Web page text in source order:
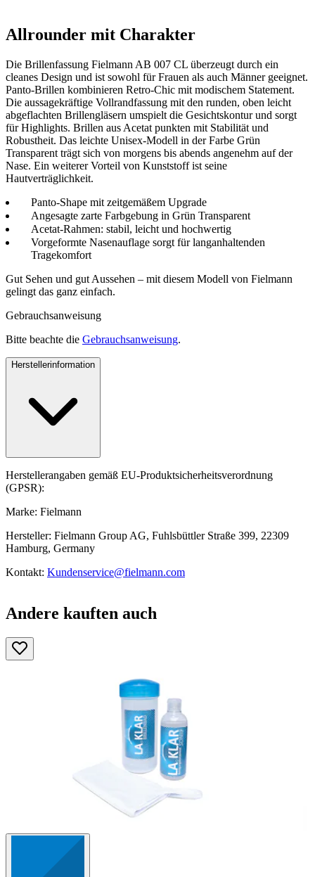
Allrounder mit Charakter
Die Brillenfassung Fielmann AB 007 CL überzeugt durch ein
cleanes Design und ist sowohl für Frauen als auch Männer geeignet.
Panto-Brillen kombinieren Retro-Chic mit modischem Statement.
Die aussagekräftige Vollrandfassung mit den runden, oben leicht
abgeflachten Brillengläsern umspielt die Gesichtskontur und sorgt
für Highlights. Brillen aus Acetat punkten mit Stabilität und
Robustheit. Das leichte Unisex-Modell in der Farbe Grün
Transparent trägt sich von morgens bis abends angenehm auf der
Nase. Ein weiterer Vorteil von Kunststoff ist seine
Hautverträglichkeit.
Panto-Shape mit zeitgemäßem Upgrade
Angesagte zarte Farbgebung in Grün Transparent
Acetat-Rahmen: stabil, leicht und hochwertig
Vorgeformte Nasenauflage sorgt für langanhaltenden
Tragekomfort
Gut Sehen und gut Aussehen – mit diesem Modell von Fielmann
gelingt das ganz einfach.
Gebrauchsanweisung
Bitte beachte die Gebrauchsanweisung.
Herstellerinformation
Herstellerangaben gemäß EU-Produktsicherheitsverordnung
(GPSR):
Marke: Fielmann
Hersteller: Fielmann Group AG, Fuhlsbüttler Straße 399, 22309
Hamburg, Germany
Kontakt: Kundenservice@fielmann.com
Andere kauften auch